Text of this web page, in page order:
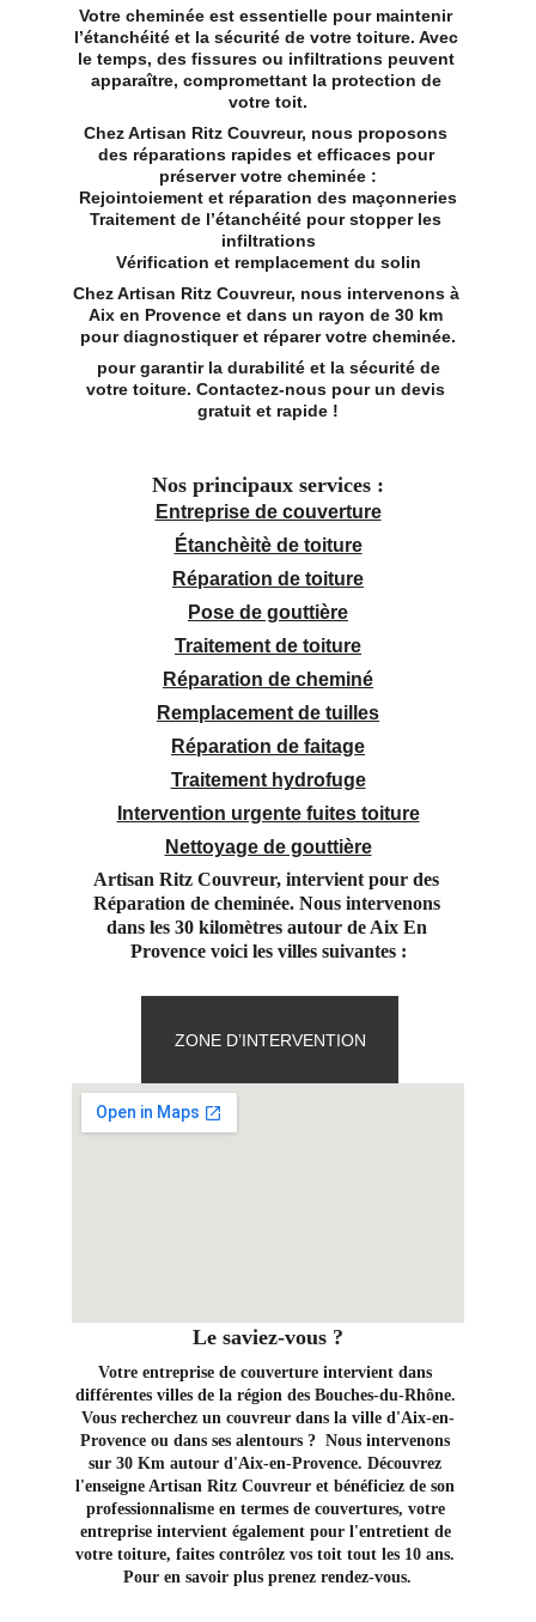
Votre cheminée est essentielle pour maintenir
l’étanchéité et la sécurité de votre toiture. Avec
le temps, des fissures ou infiltrations peuvent
apparaître, compromettant la protection de
votre toit.
Chez Artisan Ritz Couvreur, nous proposons
des réparations rapides et efficaces pour
préserver votre cheminée :
Rejointoiement et réparation des maçonneries
Traitement de l’étanchéité pour stopper les
infiltrations
Vérification et remplacement du solin
Chez Artisan Ritz Couvreur, nous intervenons à
Aix en Provence et dans un rayon de 30 km
pour diagnostiquer et réparer votre cheminée.
votre toiture. Contactez-nous pour un devis
gratuit et rapide !
Nos principaux services :
Entreprise de couverture
Étanchèitè de toiture
Réparation de toiture
Pose de gouttière
Traitement de toiture
Réparation de cheminé
Remplacement de tuilles
Réparation de faitage
Traitement hydrofuge
Intervention urgente fuites toiture
Nettoyage de gouttière
Artisan Ritz Couvreur, intervient pour des
Réparation de cheminée. Nous intervenons
dans les 30 kilomètres autour de Aix En
Provence voici les villes suivantes :
ZONE D’INTERVENTION
Le saviez-vous ?
Votre entreprise de couverture intervient dans
différentes villes de la région des Bouches-du-Rhône.
Vous recherchez un couvreur dans la ville d'Aix-en-
Provence ou dans ses alentours ?  Nous intervenons
sur 30 Km autour d'Aix-en-Provence. Découvrez
l'enseigne Artisan Ritz Couvreur et bénéficiez de son
professionnalisme en termes de couvertures, votre
entreprise intervient également pour l'entretient de
votre toiture, faites contrôlez vos toit tout les 10 ans.
Pour en savoir plus prenez rendez-vous.